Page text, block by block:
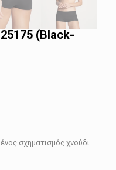
(Black-
σχηματισμός χνούδι